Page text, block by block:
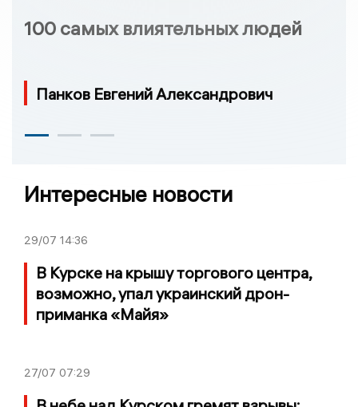
100 самых влиятельных людей
Панков Евгений Александрович
Интересные новости
29/07 14:36
В Курске на крышу торгового центра,
возможно, упал украинский дрон-
приманка «Майя»
27/07 07:29